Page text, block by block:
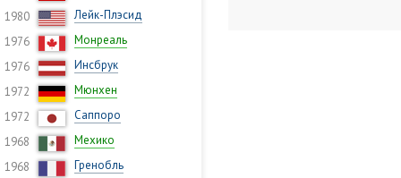
1980
Лейк-Плэсид
1976
Монреаль
1976
Инсбрук
1972
Мюнхен
1972
Саппоро
1968
Мехико
1968
Гренобль